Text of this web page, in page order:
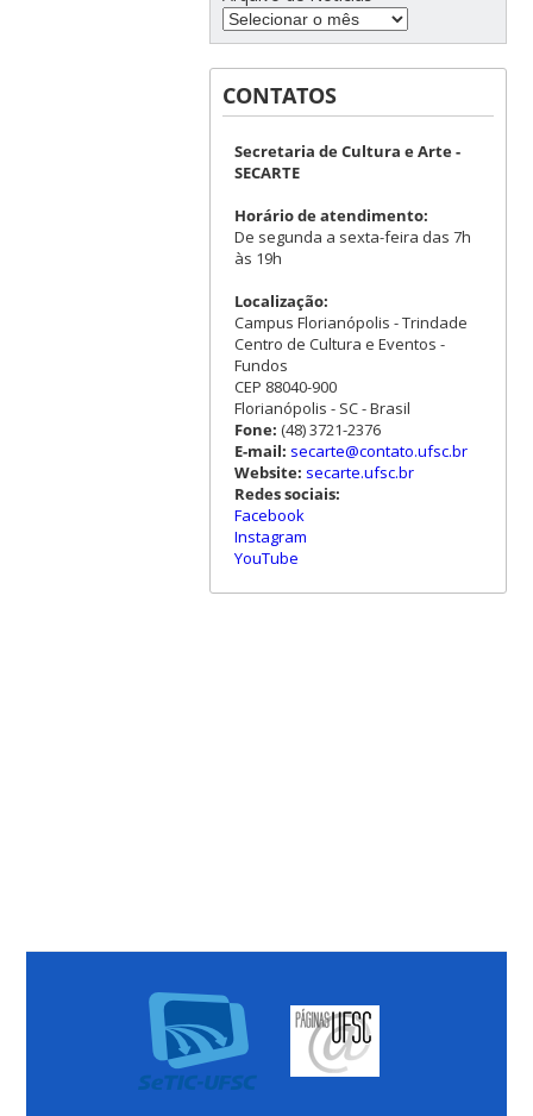
CONTATOS
Secretaria de Cultura e Arte -
SECARTE
Horário de atendimento:
De segunda a sexta-feira das 7h
às 19h
Localização:
Campus Florianópolis - Trindade
Centro de Cultura e Eventos -
Fundos
CEP 88040-900
Florianópolis - SC - Brasil
Fone: (48) 3721-2376
E-mail: secarte@contato.ufsc.br
Website: secarte.ufsc.br
Redes sociais:
Facebook
Instagram
YouTube